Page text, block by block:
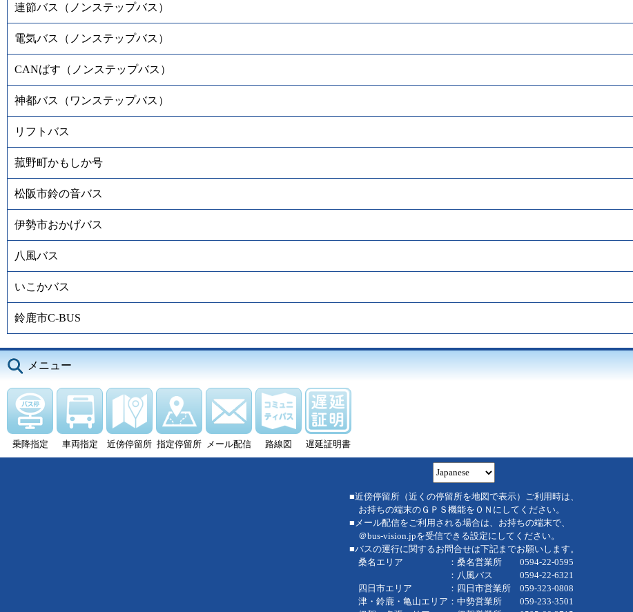
連節バス（ノンステップバス）
電気バス（ノンステップバス）
CANばす（ノンステップバス）
神都バス（ワンステップバス）
リフトバス
菰野町かもしか号
松阪市鈴の音バス
伊勢市おかげバス
八風バス
いこかバス
鈴鹿市C-BUS
メニュー
乗降指定 車両指定 近傍停留所 指定停留所 メール配信 路線図 遅延証明書
■近傍停留所（近くの停留所を地図で表示）ご利用時は、
お持ちの端末のＧＰＳ機能をＯＮにしてください。
■メール配信をご利用される場合は、お持ちの端末で、
＠bus-vision.jpを受信できる設定にしてください。
■バスの運行に関するお問合せは下記までお願いします。
桑名エリア ：桑名営業所 0594-22-0595
：八風バス 0594-22-6321
四日市エリア ：四日市営業所 059-323-0808
津・鈴鹿・亀山エリア：中勢営業所 059-233-3501